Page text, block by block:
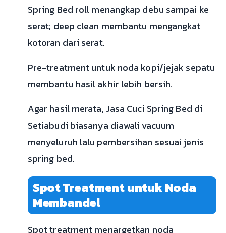
Spring Bed roll menangkap debu sampai ke
serat; deep clean membantu mengangkat
kotoran dari serat.
Pre-treatment untuk noda kopi/jejak sepatu
membantu hasil akhir lebih bersih.
Agar hasil merata, Jasa Cuci Spring Bed di
Setiabudi biasanya diawali vacuum
menyeluruh lalu pembersihan sesuai jenis
spring bed.
Spot Treatment untuk Noda
Membandel
Spot treatment menargetkan noda